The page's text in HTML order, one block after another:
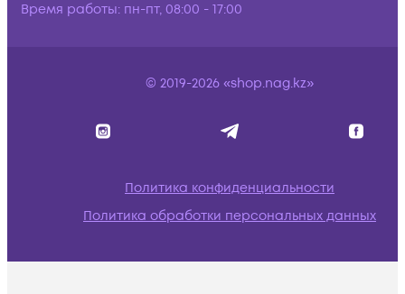
Время работы: пн-пт, 08:00 - 17:00
© 2019-2026 «shop.nag.kz»
Политика конфиденциальности
Политика обработки персональных данных